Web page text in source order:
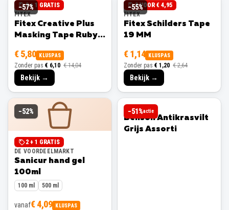
−57%
3 + 1 GRATIS
FITEX
Fitex Creative Plus
Masking Tape Ruby
€ 5,80 KLUSPAS
Zonder pas € 6,10 € 14,04
Bekijk →
−55%
3 VOOR € 4,95
FITEX
Fitex Schilders Tape
19 MM
€ 1,14 KLUSPAS
Zonder pas € 1,20 € 2,64
Bekijk →
−52%
2 + 1 GRATIS
DE VOORDEELMARKT
Sanicur hand gel
100ml
100 ml 500 ml
vanaf€ 4,09 KLUSPAS
−51%actie
BENSON
Benson Antikrasvilt
Grijs Assorti